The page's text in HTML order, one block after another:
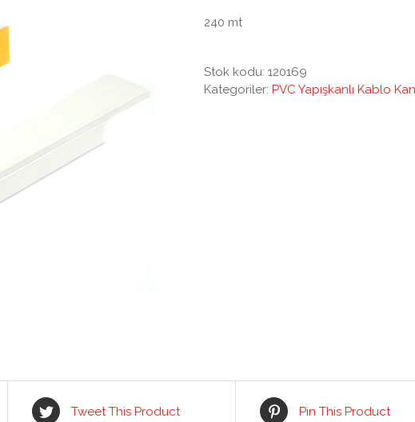
240 mt
Stok kodu: 120169
Kategoriler: PVC Yapışkanlı Kablo
Tweet This Product Pin This Product